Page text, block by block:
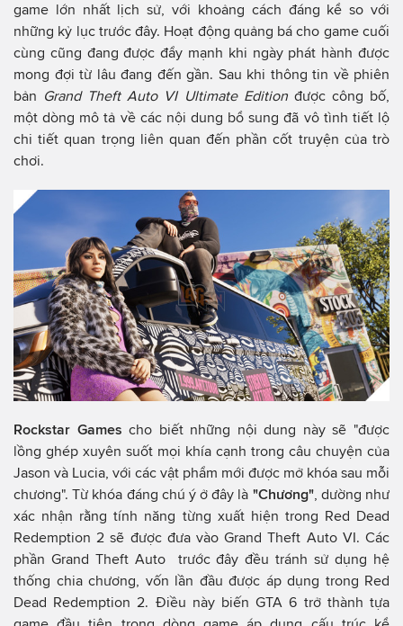
game lớn nhất lịch sử, với khoảng cách đáng kể so với
những kỷ lục trước đây. Hoạt động quảng bá cho game cuối
cùng cũng đang được đẩy mạnh khi ngày phát hành được
mong đợi từ lâu đang đến gần. Sau khi thông tin về phiên
bản Grand Theft Auto VI Ultimate Editionđược công bố,
một dòng mô tả về các nội dung bổ sung đã vô tình tiết lộ
chi tiết quan trọng liên quan đến phần cốt truyện của trò
chơi.
Rockstar Games cho biết những nội dung này sẽ "được
lồng ghép xuyên suốt mọi khía cạnh trong câu chuyện của
Jason và Lucia, với các vật phẩm mới được mở khóa sau mỗi
chương". Từ khóa đáng chú ý ở đây là "Chương", dường như
xác nhận rằng tính năng từng xuất hiện trong Red Dead
Redemption 2 sẽ được đưa vào Grand Theft Auto VI. Các
phần Grand Theft Auto trước đây đều tránh sử dụng hệ
thống chia chương, vốn lần đầu được áp dụng trong Red
Dead Redemption 2. Điều này biến GTA 6 trở thành tựa